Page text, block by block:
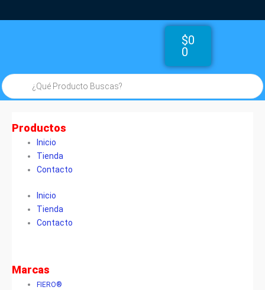
$0
0
Cart
Búsqueda
de
productos
Productos
Inicio
Tienda
Contacto
Inicio
Tienda
Contacto
Marcas
FIERO®